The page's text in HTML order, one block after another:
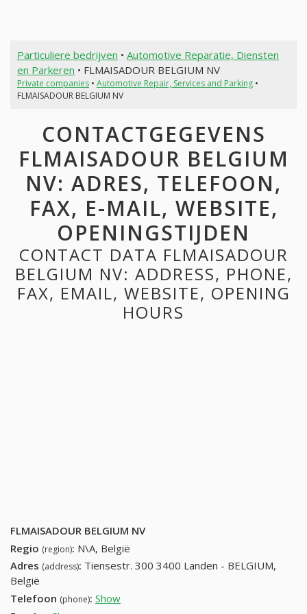
Particuliere bedrijven • Automotive Reparatie, Diensten
en Parkeren • FLMAISADOUR BELGIUM NV
Private companies• Automotive Repair, Services and Parking•
FLMAISADOUR BELGIUM NV
CONTACTGEGEVENS
FLMAISADOUR BELGIUM
NV: ADRES, TELEFOON,
FAX, E-MAIL, WEBSITE,
OPENINGSTIJDEN
CONTACT DATA FLMAISADOUR
BELGIUM NV: ADDRESS, PHONE,
FAX, EMAIL, WEBSITE, OPENING
HOURS
FLMAISADOUR BELGIUM NV
Regio (region): N\A, België
Adres (address): Tiensestr. 300 3400 Landen - BELGIUM,
België
Telefoon (phone): Show